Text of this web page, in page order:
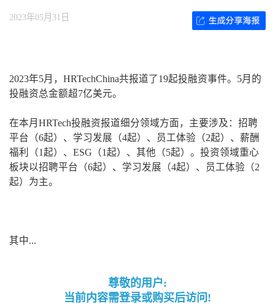
2023年05月31日
2023年5月，HRTechChina共报道了19起投融资事件。5月的
投融资总金额超7亿美元。
在本月HRTech投融资报道细分领域方面，主要涉及：招聘
平台（6起）、学习发展（4起）、员工体验（2起）、薪酬
福利（1起）、ESG（1起）、其他（5起）。投资领域重心
板块以招聘平台（6起）、学习发展（4起）、员工体验（2
起）为主。
其中...
尊敬的用户:
当前内容需登录或购买后访问!